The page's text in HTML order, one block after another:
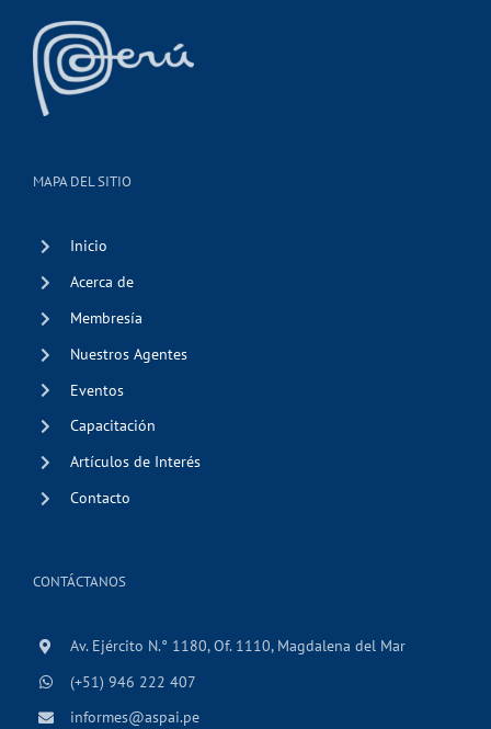
MAPA DEL SITIO
Inicio
Acerca de
Membresía
Nuestros Agentes
Eventos
Capacitación
Artículos de Interés
Contacto
CONTÁCTANOS
Av. Ejército N.° 1180, Of. 1110, Magdalena del Mar
(+51) 946 222 407
informes@aspai.pe